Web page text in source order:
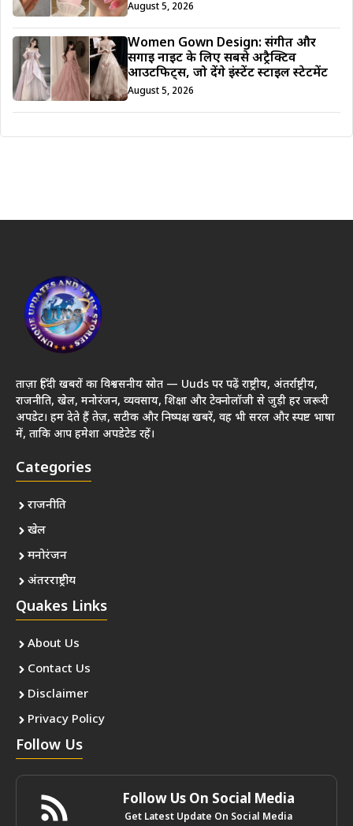
August 5, 2026
Women Gown Design: संगीत और
सगाई नाइट के लिए सबसे अट्रैक्टिव
आउटफिट्स, जो देंगे इंस्टेंट स्टाइल स्टेटमेंट
August 5, 2026
ताज़ा हिंदी खबरों का विश्वसनीय स्रोत — Uuds पर पढ़ें राष्ट्रीय, अंतर्राष्ट्रीय,
राजनीति, खेल, मनोरंजन, व्यवसाय, शिक्षा और टेक्नोलॉजी से जुड़ी हर जरूरी
अपडेट। हम देते हैं तेज़, सटीक और निष्पक्ष खबरें, वह भी सरल और स्पष्ट भाषा
में, ताकि आप हमेशा अपडेटेड रहें।
Categories
राजनीति
खेल
मनोरंजन
अंतरराष्ट्रीय
Quakes Links
About Us
Contact Us
Disclaimer
Privacy Policy
Follow Us
Follow Us On Social Media
Get Latest Update On Social Media